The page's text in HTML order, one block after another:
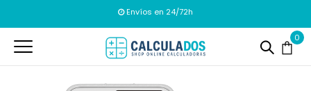
Envíos en 24/72h
0